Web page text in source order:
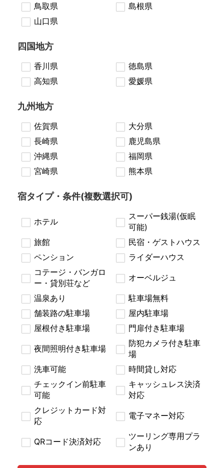
鳥取県
島根県
山口県
四国地方
香川県
徳島県
高知県
愛媛県
九州地方
佐賀県
大分県
長崎県
鹿児島県
沖縄県
福岡県
宮崎県
熊本県
宿タイプ・条件(複数選択可)
ホテル
スーパー銭湯(仮眠
可能)
旅館
民宿・ゲストハウス
ペンション
ライダーハウス
コテージ・バンガロ
ー・貸別荘など
オーベルジュ
温泉あり
駐車場無料
舗装路の駐車場
屋内駐車場
屋根付き駐車場
門扉付き駐車場
夜間照明付き駐車場
防犯カメラ付き駐車
場
洗車可能
時間貸し対応
チェックイン前駐車
可能
キャッシュレス決済
対応
クレジットカード対
応
電子マネー対応
QRコード決済対応
ツーリング専用プラ
ンあり